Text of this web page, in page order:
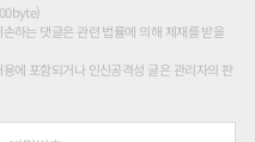
하는 댓글은 관련 법률에 의해 제재를 받을
에 포함되거나 인신공격성 글은 관리자의 판